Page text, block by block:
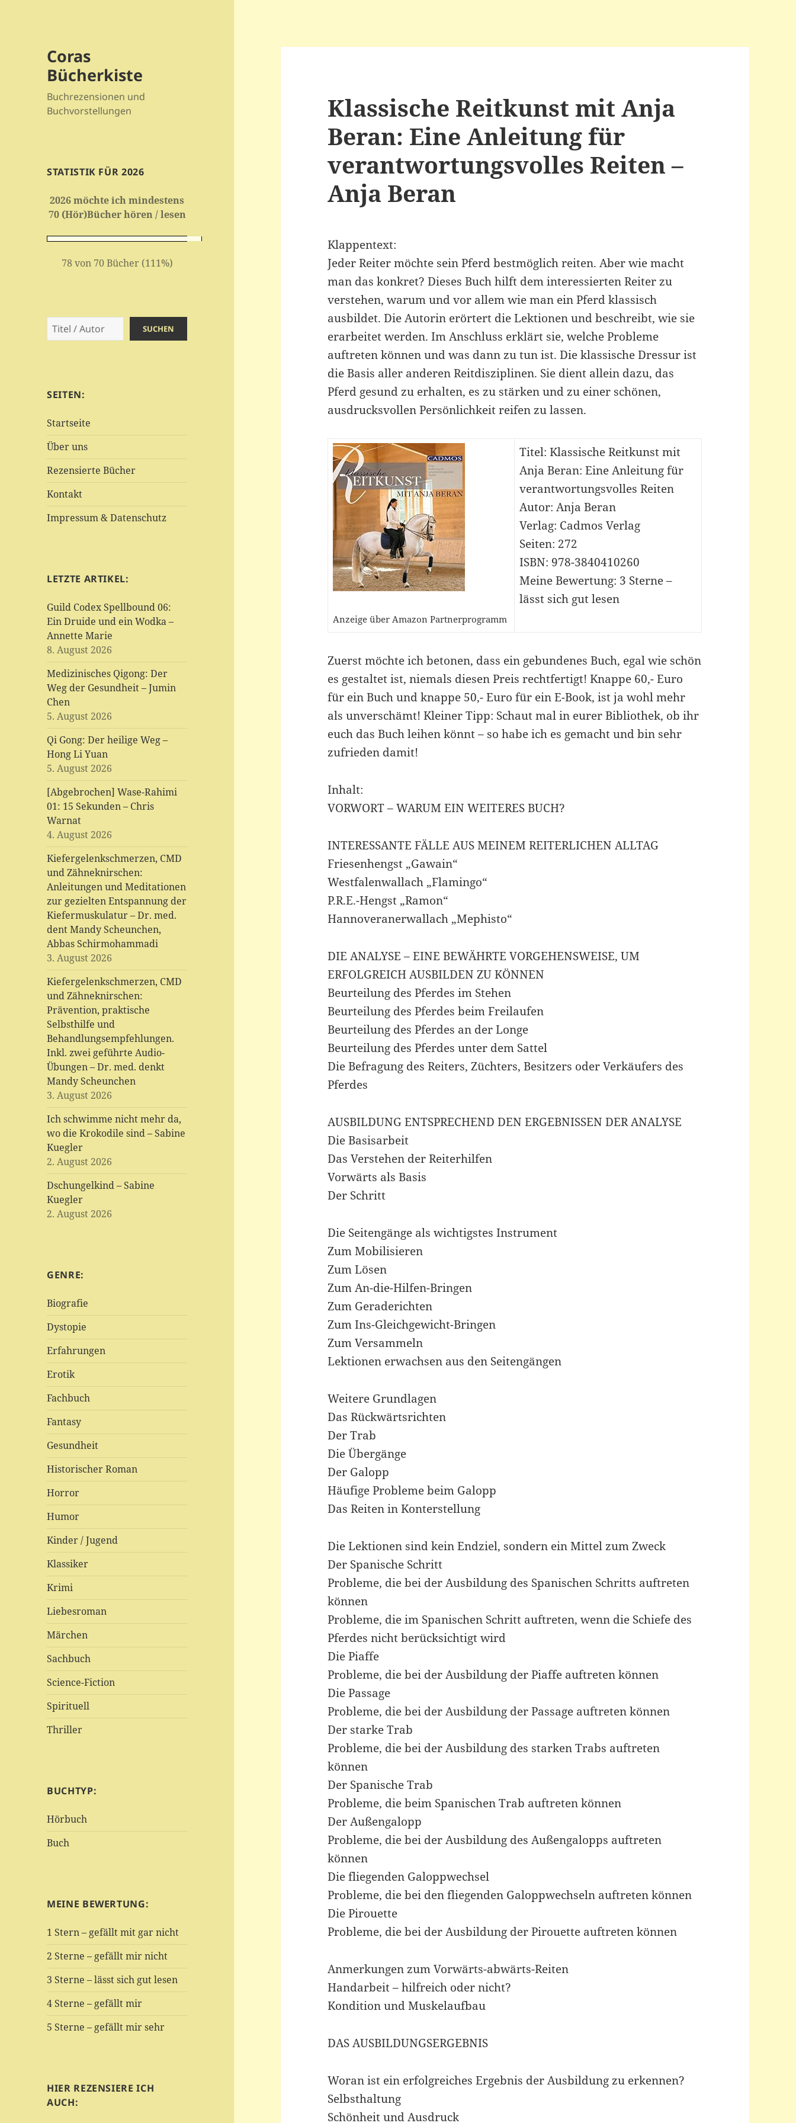
Coras
Bücherkiste
Buchrezensionen und
Buchvorstellungen
STATISTIK FÜR 2026
2026 möchte ich mindestens
70 (Hör)Bücher hören / lesen
78 von 70 Bücher (111%)
Suchen SUCHEN
SEITEN:
Startseite
Über uns
Rezensierte Bücher
Kontakt
Impressum & Datenschutz
LETZTE ARTIKEL:
Guild Codex Spellbound 06:
Ein Druide und ein Wodka –
Annette Marie
8. August 2026
Medizinisches Qigong: Der
Weg der Gesundheit – Jumin
Chen
5. August 2026
Qi Gong: Der heilige Weg –
Hong Li Yuan
5. August 2026
[Abgebrochen] Wase-Rahimi
01: 15 Sekunden – Chris
Warnat
4. August 2026
Kiefergelenkschmerzen, CMD
und Zähneknirschen:
Anleitungen und Meditationen
zur gezielten Entspannung der
Kiefermuskulatur – Dr. med.
dent Mandy Scheunchen,
Abbas Schirmohammadi
3. August 2026
Kiefergelenkschmerzen, CMD
und Zähneknirschen:
Prävention, praktische
Selbsthilfe und
Behandlungsempfehlungen.
Inkl. zwei geführte Audio-
Übungen – Dr. med. denkt
Mandy Scheunchen
3. August 2026
Ich schwimme nicht mehr da,
wo die Krokodile sind – Sabine
Kuegler
2. August 2026
Dschungelkind – Sabine
Kuegler
2. August 2026
GENRE:
Biografie
Dystopie
Erfahrungen
Erotik
Fachbuch
Fantasy
Gesundheit
Historischer Roman
Horror
Humor
Kinder / Jugend
Klassiker
Krimi
Liebesroman
Märchen
Sachbuch
Science-Fiction
Spirituell
Thriller
BUCHTYP:
Hörbuch
Buch
MEINE BEWERTUNG:
1 Stern – gefällt mit gar nicht
2 Sterne – gefällt mir nicht
3 Sterne – lässt sich gut lesen
4 Sterne – gefällt mir
5 Sterne – gefällt mir sehr
HIER REZENSIERE ICH
AUCH:
Klassische Reitkunst mit Anja
Beran: Eine Anleitung für
verantwortungsvolles Reiten –
Anja Beran
Klappentext:
Jeder Reiter möchte sein Pferd bestmöglich reiten. Aber wie macht
man das konkret? Dieses Buch hilft dem interessierten Reiter zu
verstehen, warum und vor allem wie man ein Pferd klassisch
ausbildet. Die Autorin erörtert die Lektionen und beschreibt, wie sie
erarbeitet werden. Im Anschluss erklärt sie, welche Probleme
auftreten können und was dann zu tun ist. Die klassische Dressur ist
die Basis aller anderen Reitdisziplinen. Sie dient allein dazu, das
Pferd gesund zu erhalten, es zu stärken und zu einer schönen,
ausdrucksvollen Persönlichkeit reifen zu lassen.
Anzeige über Amazon Partnerprogramm
Titel: Klassische Reitkunst mit
Anja Beran: Eine Anleitung für
verantwortungsvolles Reiten
Autor: Anja Beran
Verlag: Cadmos Verlag
Seiten: 272
ISBN: 978-3840410260
Meine Bewertung: 3 Sterne –
lässt sich gut lesen
Zuerst möchte ich betonen, dass ein gebundenes Buch, egal wie schön
es gestaltet ist, niemals diesen Preis rechtfertigt! Knappe 60,- Euro
für ein Buch und knappe 50,- Euro für ein E-Book, ist ja wohl mehr
als unverschämt! Kleiner Tipp: Schaut mal in eurer Bibliothek, ob ihr
euch das Buch leihen könnt – so habe ich es gemacht und bin sehr
zufrieden damit!
Inhalt:
VORWORT – WARUM EIN WEITERES BUCH?
INTERESSANTE FÄLLE AUS MEINEM REITERLICHEN ALLTAG
Friesenhengst „Gawain“
Westfalenwallach „Flamingo“
P.R.E.-Hengst „Ramon“
Hannoveranerwallach „Mephisto“
DIE ANALYSE – EINE BEWÄHRTE VORGEHENSWEISE, UM
ERFOLGREICH AUSBILDEN ZU KÖNNEN
Beurteilung des Pferdes im Stehen
Beurteilung des Pferdes beim Freilaufen
Beurteilung des Pferdes an der Longe
Beurteilung des Pferdes unter dem Sattel
Die Befragung des Reiters, Züchters, Besitzers oder Verkäufers des
Pferdes
AUSBILDUNG ENTSPRECHEND DEN ERGEBNISSEN DER ANALYSE
Die Basisarbeit
Das Verstehen der Reiterhilfen
Vorwärts als Basis
Der Schritt
Die Seitengänge als wichtigstes Instrument
Zum Mobilisieren
Zum Lösen
Zum An-die-Hilfen-Bringen
Zum Geraderichten
Zum Ins-Gleichgewicht-Bringen
Zum Versammeln
Lektionen erwachsen aus den Seitengängen
Weitere Grundlagen
Das Rückwärtsrichten
Der Trab
Die Übergänge
Der Galopp
Häufige Probleme beim Galopp
Das Reiten in Konterstellung
Die Lektionen sind kein Endziel, sondern ein Mittel zum Zweck
Der Spanische Schritt
Probleme, die bei der Ausbildung des Spanischen Schritts auftreten
können
Probleme, die im Spanischen Schritt auftreten, wenn die Schiefe des
Pferdes nicht berücksichtigt wird
Die Piaffe
Probleme, die bei der Ausbildung der Piaffe auftreten können
Die Passage
Probleme, die bei der Ausbildung der Passage auftreten können
Der starke Trab
Probleme, die bei der Ausbildung des starken Trabs auftreten
können
Der Spanische Trab
Probleme, die beim Spanischen Trab auftreten können
Der Außengalopp
Probleme, die bei der Ausbildung des Außengalopps auftreten
können
Die fliegenden Galoppwechsel
Probleme, die bei den fliegenden Galoppwechseln auftreten können
Die Pirouette
Probleme, die bei der Ausbildung der Pirouette auftreten können
Anmerkungen zum Vorwärts-abwärts-Reiten
Handarbeit – hilfreich oder nicht?
Kondition und Muskelaufbau
DAS AUSBILDUNGSERGEBNIS
Woran ist ein erfolgreiches Ergebnis der Ausbildung zu erkennen?
Selbsthaltung
Schönheit und Ausdruck